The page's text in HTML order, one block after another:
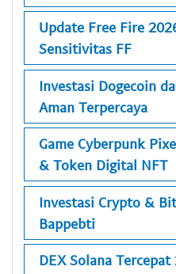
Update Free Fire
Sensitivitas FF
Investasi Dogecoin
Aman Terpercaya
Game Cyberpunk
& Token Digital NFT
Investasi Crypto &
Bappebti
DEX Solana